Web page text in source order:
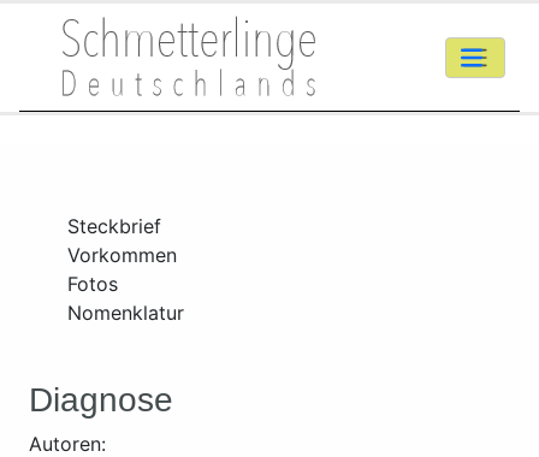
Steckbrief
Vorkommen
Fotos
Nomenklatur
Diagnose
Autoren: